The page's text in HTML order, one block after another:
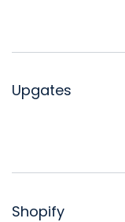
Upgates
Shopify